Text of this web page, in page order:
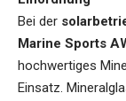
Bei der
Marine Sports
hochwertiges
Einsatz.